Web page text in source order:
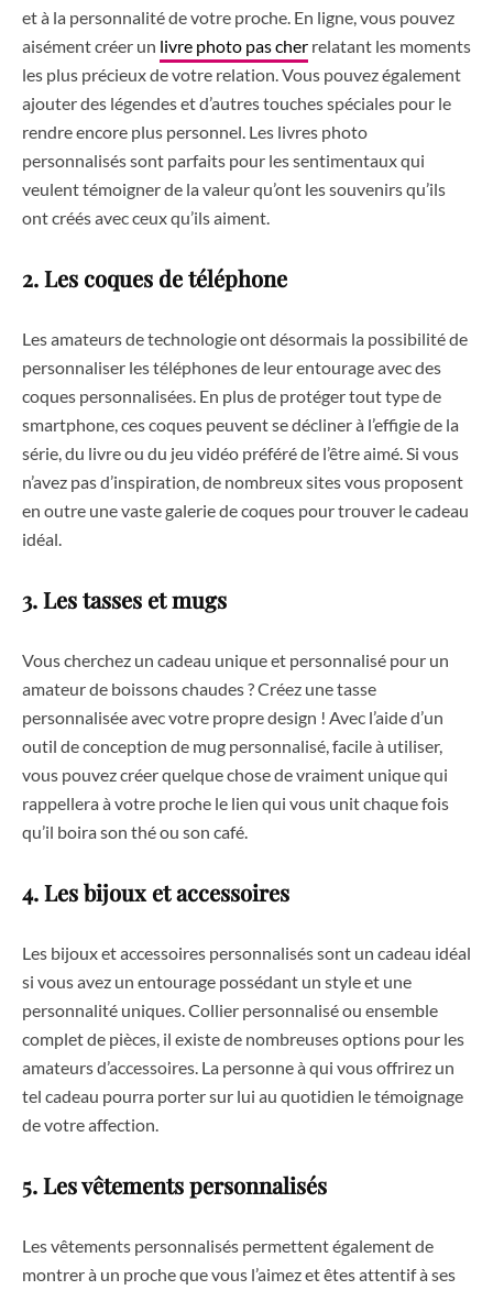
et à la personnalité de votre proche. En ligne, vous pouvez
aisément créer un livre photo pas cher relatant les moments
les plus précieux de votre relation. Vous pouvez également
ajouter des légendes et d’autres touches spéciales pour le
rendre encore plus personnel. Les livres photo
personnalisés sont parfaits pour les sentimentaux qui
veulent témoigner de la valeur qu’ont les souvenirs qu’ils
ont créés avec ceux qu’ils aiment.
2. Les coques de téléphone
Les amateurs de technologie ont désormais la possibilité de
personnaliser les téléphones de leur entourage avec des
coques personnalisées. En plus de protéger tout type de
smartphone, ces coques peuvent se décliner à l’effigie de la
série, du livre ou du jeu vidéo préféré de l’être aimé. Si vous
n’avez pas d’inspiration, de nombreux sites vous proposent
en outre une vaste galerie de coques pour trouver le cadeau
idéal.
3. Les tasses et mugs
Vous cherchez un cadeau unique et personnalisé pour un
amateur de boissons chaudes ? Créez une tasse
personnalisée avec votre propre design ! Avec l’aide d’un
outil de conception de mug personnalisé, facile à utiliser,
vous pouvez créer quelque chose de vraiment unique qui
rappellera à votre proche le lien qui vous unit chaque fois
qu’il boira son thé ou son café.
4. Les bijoux et accessoires
Les bijoux et accessoires personnalisés sont un cadeau idéal
si vous avez un entourage possédant un style et une
personnalité uniques. Collier personnalisé ou ensemble
complet de pièces, il existe de nombreuses options pour les
amateurs d’accessoires. La personne à qui vous offrirez un
tel cadeau pourra porter sur lui au quotidien le témoignage
de votre affection.
5. Les vêtements personnalisés
Les vêtements personnalisés permettent également de
montrer à un proche que vous l’aimez et êtes attentif à ses